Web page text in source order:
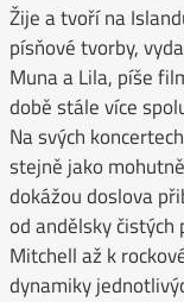
Žije a tvoří na
písňové tvorby,
Muna a Lila, píše
době stále více
Na svých
stejně jako
dokážou doslova
od andělsky čistých
Mitchell až k
dynamiky